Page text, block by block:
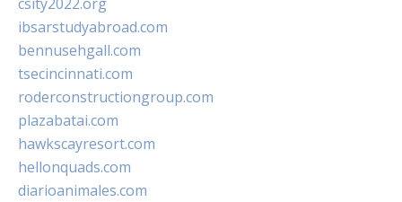
ibsarstudyabroad.com
bennusehgall.com
tsecincinnati.com
roderconstructiongroup.com
plazabatai.com
hawkscayresort.com
hellonquads.com
diarioanimales.com